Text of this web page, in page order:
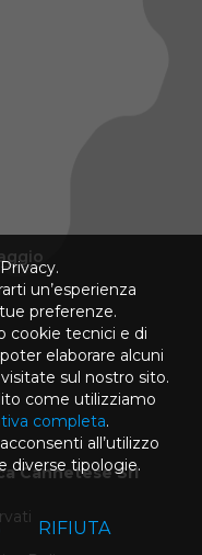
Cannetese Srl
un’esperienza
preferenze.
cookie tecnici e di
elaborare alcuni
sul nostro sito.
come utilizziamo
completa.
all’utilizzo
diverse tipologie.
RIFIUTA